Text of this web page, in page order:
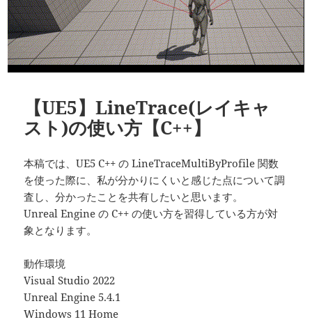
【UE5】LineTrace(レイキャ
スト)の使い方【C++】
本稿では、UE5 C++ の LineTraceMultiByProfile 関数
を使った際に、私が分かりにくいと感じた点について調
査し、分かったことを共有したいと思います。
Unreal Engine の C++ の使い方を習得している方が対
象となります。
動作環境
Visual Studio 2022
Unreal Engine 5.4.1
Windows 11 Home